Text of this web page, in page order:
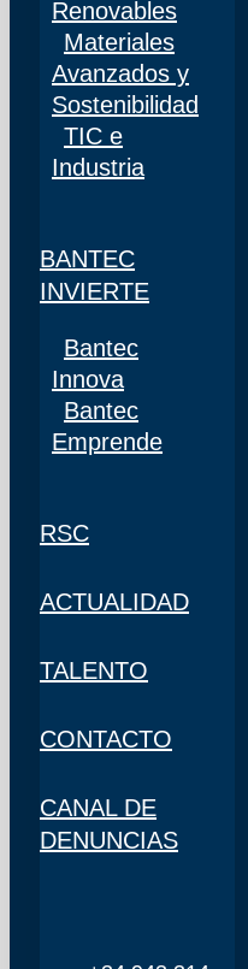
Renovables
Materiales
Avanzados y
Sostenibilidad
TIC e
Industria
BANTEC
INVIERTE
Bantec
Innova
Bantec
Emprende
RSC
ACTUALIDAD
TALENTO
CONTACTO
CANAL DE
DENUNCIAS